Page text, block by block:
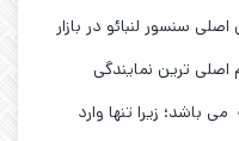
سنسور لنبائو در بازار
ترین نمایندگی
باشد؛ زیرا تنها وارد